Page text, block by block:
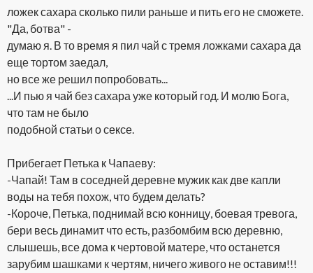
ложек сахара сколько пили раньше и пить его не сможете.
"Да, ботва" -
думаю я. В то время я пил чай с тремя ложками сахара да
еще тортом заедал,
но все же решил попробовать...
...И пью я чай без сахара уже который год. И молю Бога,
что там не было
подобной статьи о сексе.
Прибегает Петька к Чапаеву:
-Чапай! Там в соседней деревне мужик как две капли
воды на тебя похож, что будем делать?
-Короче, Петька, поднимай всю конницу, боевая тревога,
бери весь динамит что есть, разбомбим всю деревню,
слышешь, все дома к чертовой матере, что останется
зарубим шашками к чертям, ничего живого не оставим!!!